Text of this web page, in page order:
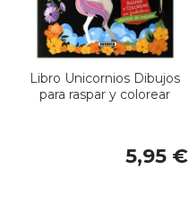
Libro Unicornios Dibujos
para raspar y colorear
5,95 €